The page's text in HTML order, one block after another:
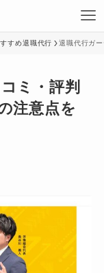
すめ退職代行 退職代行ガ
ミ・評判
注意点を